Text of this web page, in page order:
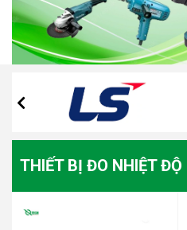
THIẾT BỊ ĐO NHIỆT ĐỘ